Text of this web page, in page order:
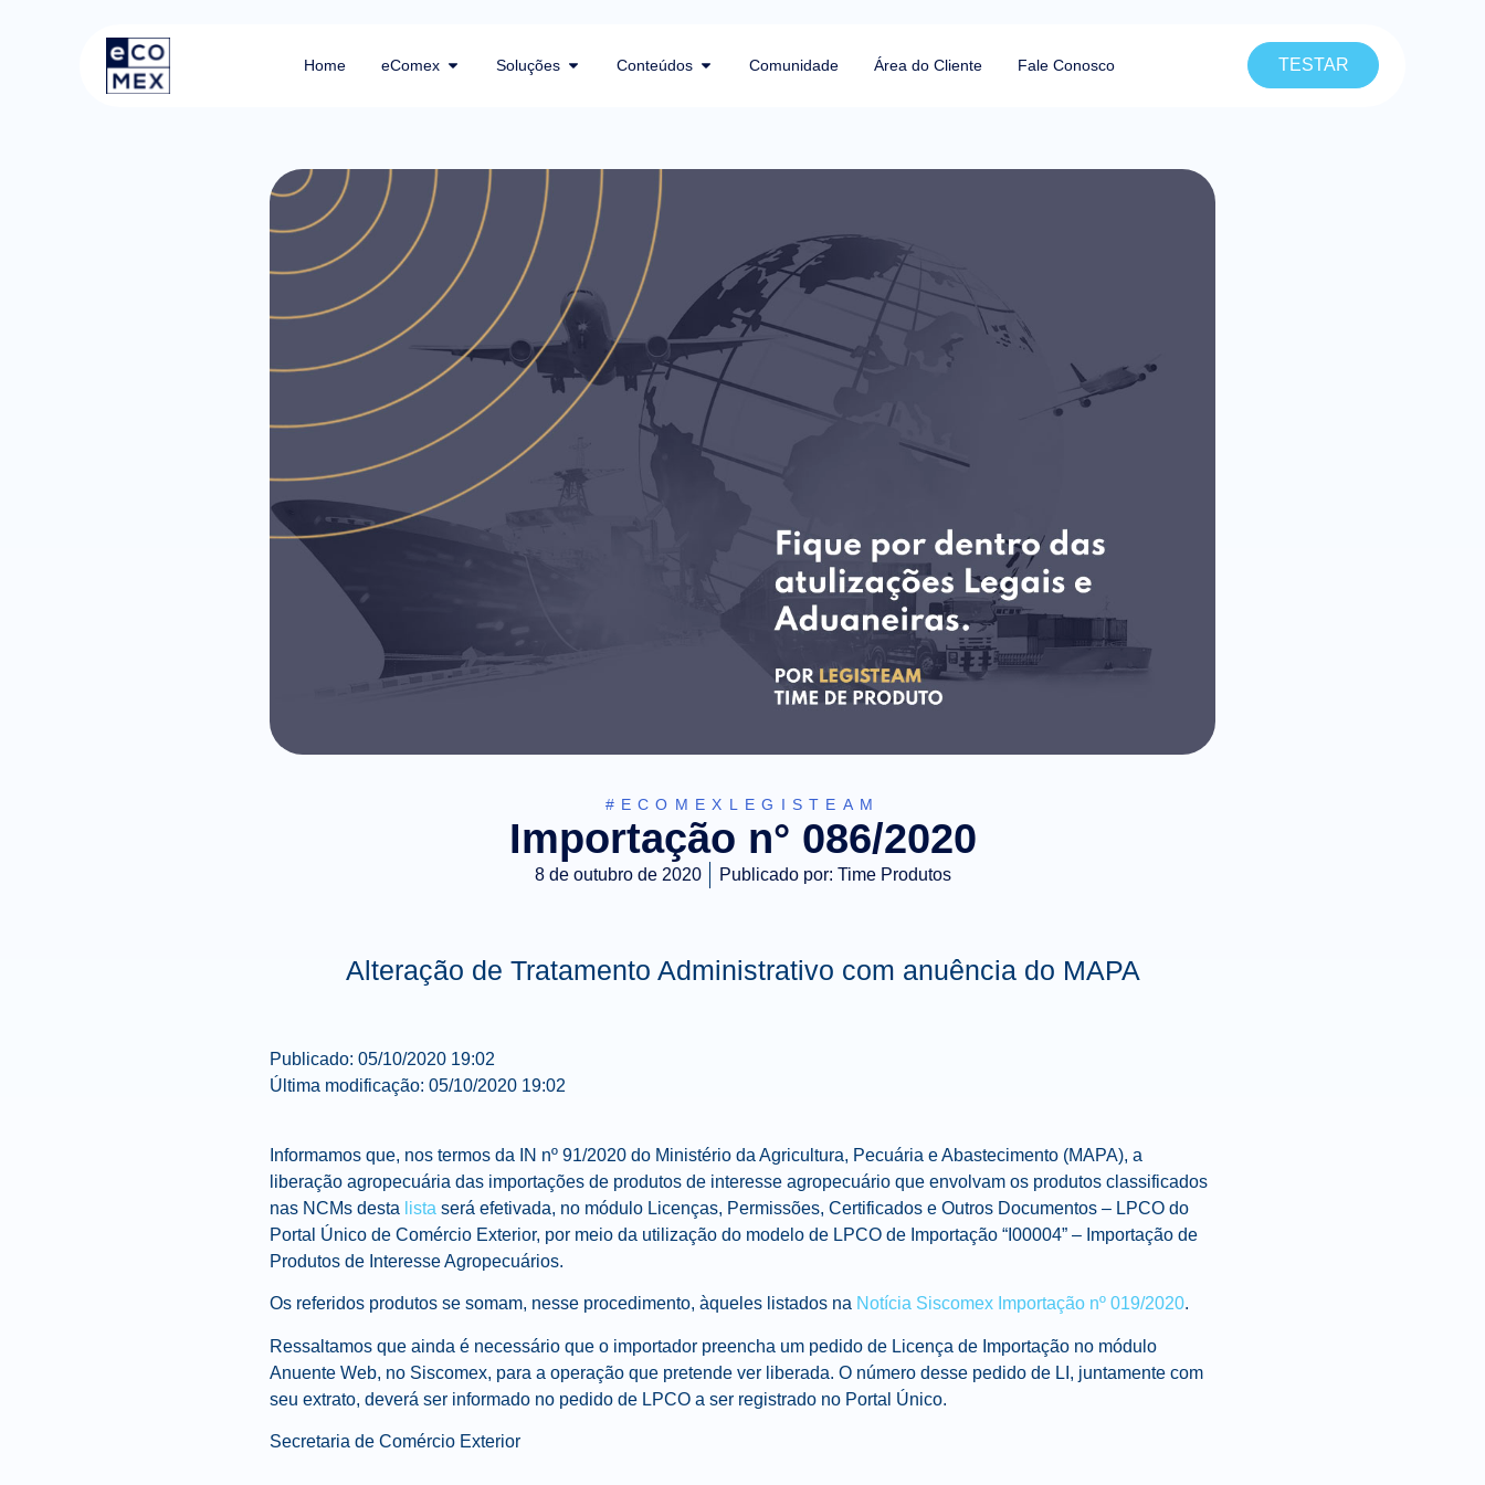
Home eComex Soluções Conteúdos Comunidade Área do Cliente Fale Conosco TESTAR
#ECOMEXLEGISTEAM
Importação n° 086/2020
8 de outubro de 2020 Publicado por: Time Produtos
Alteração de Tratamento Administrativo com anuência do MAPA
Publicado: 05/10/2020 19:02
Última modificação: 05/10/2020 19:02
Informamos que, nos termos da IN nº 91/2020 do Ministério da Agricultura, Pecuária e Abastecimento (MAPA), a
liberação agropecuária das importações de produtos de interesse agropecuário que envolvam os produtos classificados
nas NCMs desta lista será efetivada, no módulo Licenças, Permissões, Certificados e Outros Documentos – LPCO do
Portal Único de Comércio Exterior, por meio da utilização do modelo de LPCO de Importação “I00004” – Importação de
Produtos de Interesse Agropecuários​.
Os referidos produtos se somam, nesse procedimento, àqueles listados na Notícia Siscomex Importação nº 019/2020.
Ressaltamos que ainda é necessário que o importador preencha um pedido de Licença de Importação no módulo
Anuente Web, no Siscomex, para a operação que pretende ver liberada. O número desse pedido de LI, juntamente com
seu extrato, deverá ser informado no pedido de LPCO a ser registrado no Portal Único.
Secretaria de Comércio Exterior